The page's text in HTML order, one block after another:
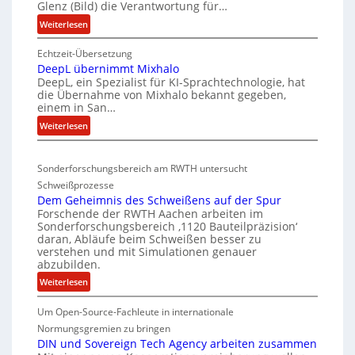
R
C
-
V
e
r
h
e
s
c
h
i
n
e
b
o
n
e
k
l
e
i
u
n
g
e
Glenz (Bild) die Verantwortung für…
Weiterlesen:
E
v
a
-
M
a
r
i
G
l
e
n
z
w
i
d
A
e
Echtzeit-Übersetzung
DeepL übernimmt Mixhalo
DeepL, ein Spezialist für KI-Sprachtechnologie, hat
die Übernahme von Mixhalo bekannt gegeben,
einem in San…
Weiterlesen:
D
e
p
L
ü
b
e
r
n
i
t
M
Sonderforschungsbereich am RWTH untersucht
Schweißprozesse
Dem Geheimnis des Schweißens auf der Spur
Forschende der RWTH Aachen arbeiten im
Sonderforschungsbereich ‚1120 Bauteilpräzision‘
daran, Abläufe beim Schweißen besser zu
verstehen und mit Simulationen genauer
abzubilden.
Weiterlesen:
D
e
m
G
Um Open-Source-Fachleute in internationale
Normungsgremien zu bringen
DIN und Sovereign Tech Agency arbeiten zusammen